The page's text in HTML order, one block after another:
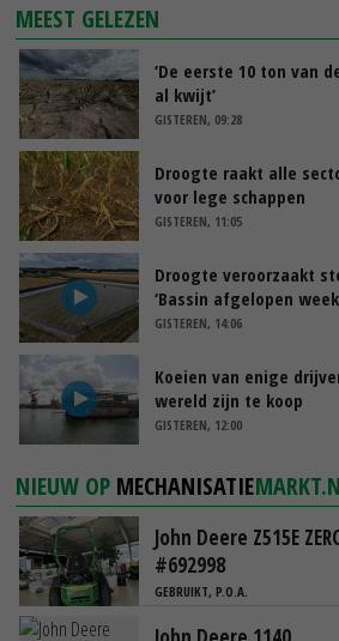
MEEST GELEZEN
‘De eerste 10 ton van
al kwijt’
GISTEREN, 09:28
Droogte raakt alle
voor lege schappen
GISTEREN, 11:05
Droogte veroorzaakt
‘Bassin afgelopen
GISTEREN, 14:06
Koeien van enige
wereld zijn te koop
GISTEREN, 12:00
NIEUW OP MECHANISATIE
John Deere Z515E
#692998
GEBRUIKT, P.O.A.